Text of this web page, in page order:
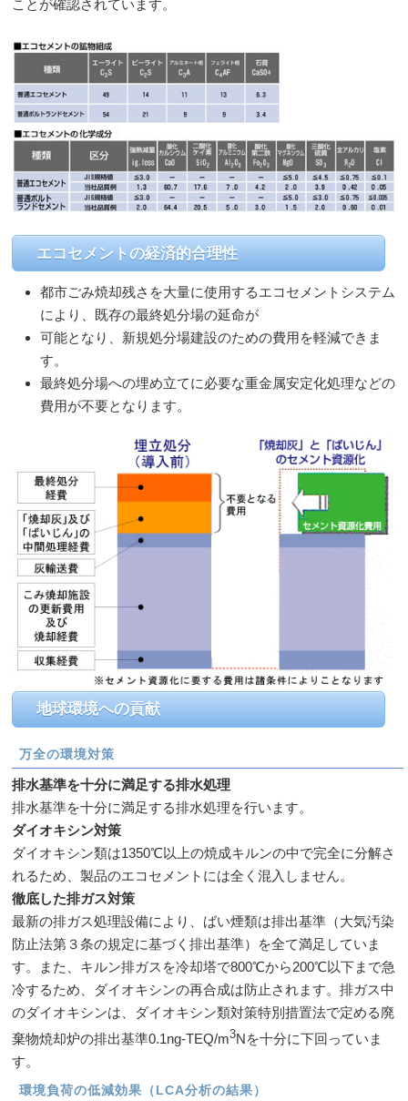
ことが確認されています。
エコセメントの経済的合理性
都市ごみ焼却残さを大量に使用するエコセメントシステム
により、既存の最終処分場の延命が
可能となり、新規処分場建設のための費用を軽減できま
す。
最終処分場への埋め立てに必要な重金属安定化処理などの
費用が不要となります。
地球環境への貢献
万全の環境対策
排水基準を十分に満足する排水処理
排水基準を十分に満足する排水処理を行います。
ダイオキシン対策
ダイオキシン類は1350℃以上の焼成キルンの中で完全に分解さ
れるため、製品のエコセメントには全く混入しません。
徹底した排ガス対策
最新の排ガス処理設備により、ばい煙類は排出基準（大気汚染
防止法第３条の規定に基づく排出基準）を全て満足していま
す。また、キルン排ガスを冷却塔で800℃から200℃以下まで急
冷するため、ダイオキシンの再合成は防止されます。排ガス中
のダイオキシンは、ダイオキシン類対策特別措置法で定める廃
棄物焼却炉の排出基準0.1ng-TEQ/m3Nを十分に下回っていま
す。
環境負荷の低減効果（LCA分析の結果）